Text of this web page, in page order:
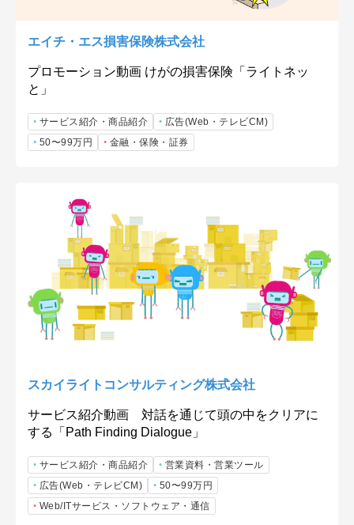
エイチ・エス損害保険株式会社
プロモーション動画 けがの損害保険「ライトネッ
と」
サービス紹介・商品紹介
広告(Web・テレビCM)
50〜99万円
金融・保険・証券
スカイライトコンサルティング株式会社
サービス紹介動画 対話を通じて頭の中をクリアに
する「Path Finding Dialogue」
サービス紹介・商品紹介
営業資料・営業ツール
広告(Web・テレビCM)
50〜99万円
Web/ITサービス・ソフトウェア・通信